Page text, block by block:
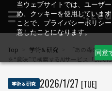
当ウェブサイトでは、ユーザ
め、クッキーを使用していま
ことで、プライバシーポリシ
意したことになります。
同意
Top 学術＆研究
「あの森のシ
を“意味”で検索するAIサービス「
学術＆研究 2026/1/27 [TUE]